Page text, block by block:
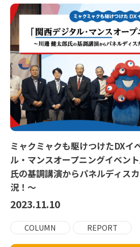
ミャクミャクも駆けつけたDXイ
ル・マンスオープニングイベン
氏の基調講演からパネルディス
況！～
2023.11.10
COLUMN REPORT